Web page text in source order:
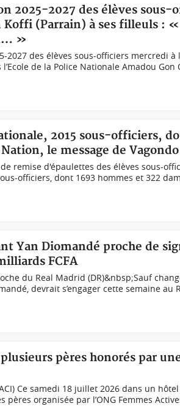
2025-2027 des élèves sous-
(Parrain) à ses filleuls : «
»
2027 des élèves sous-officiers mercredi à
l’Ecole de la Police Nationale Amadou
2015 sous-officiers,
le message de Vagondo
remise d'épaulettes des élèves sous-
officiers, dont 1693 hommes et 322
Yan Diomandé proche de
FCFA
du Real Madrid (DR)&nbsp;Sauf
devrait s’engager cette semaine au
pères honorés par
Ce samedi 18 juillet 2026 dans un hôtel
pères organisée par l’ONG Femmes